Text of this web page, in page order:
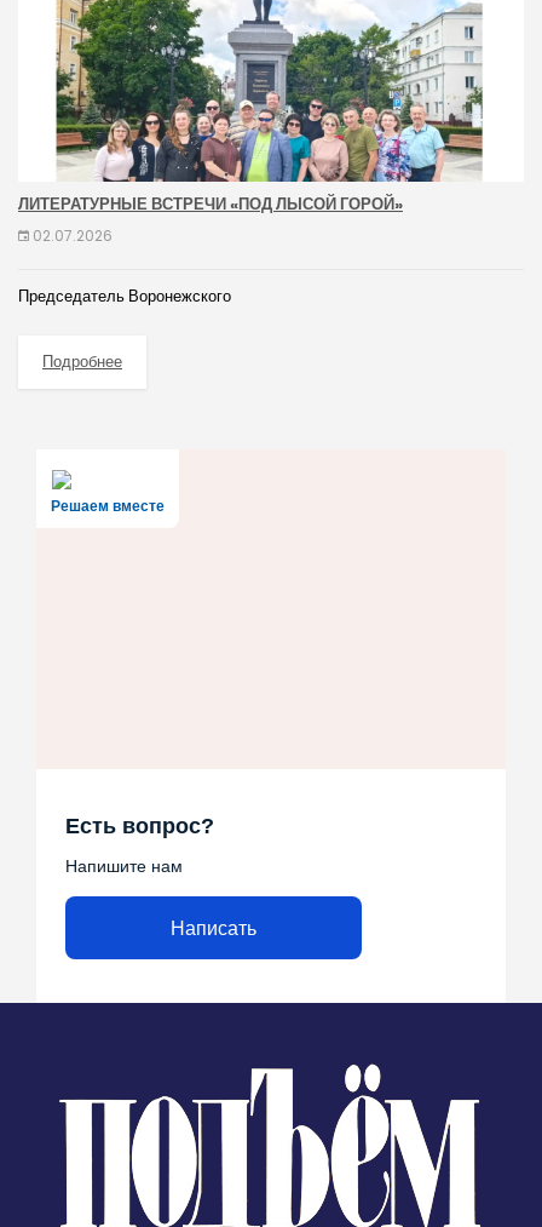
ЛИТЕРАТУРНЫЕ ВСТРЕЧИ «ПОД ЛЫСОЙ ГОРОЙ»
02.07.2026
Председатель Воронежского
Подробнее
Решаем вместе
Есть вопрос?
Напишите нам
Написать